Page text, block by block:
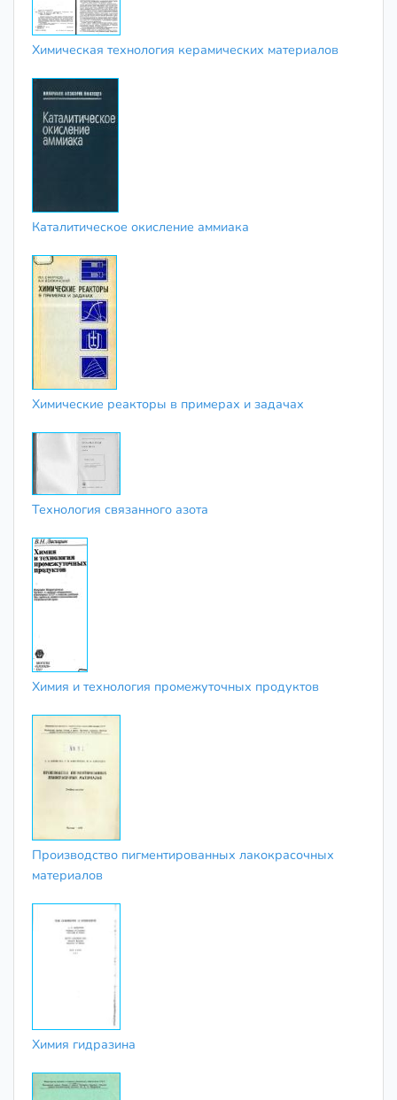
Химическая технология керамических материалов
Каталитическое окисление аммиака
Химические реакторы в примерах и задачах
Технология связанного азота
Химия и технология промежуточных продуктов
Производство пигментированных лакокрасочных
материалов
Химия гидразина